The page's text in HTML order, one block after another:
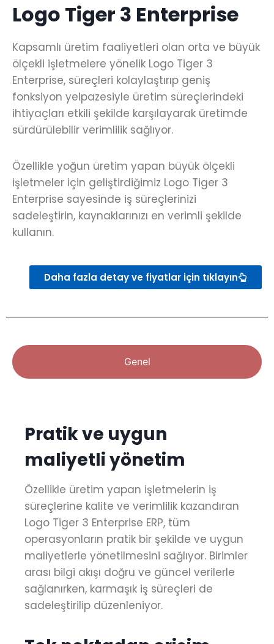
Logo Tiger 3 Enterprise
Kapsamlı üretim faaliyetleri olan orta ve büyük
ölçekli işletmelere yönelik Logo Tiger 3
Enterprise, süreçleri kolaylaştırıp geniş
fonksiyon yelpazesiyle üretim süreçlerindeki
ihtiyaçları etkili şekilde karşılayarak üretimde
sürdürülebilir verimlilik sağlıyor.
Özellikle yoğun üretim yapan büyük ölçekli
işletmeler için geliştirdiğimiz Logo Tiger 3
Enterprise sayesinde iş süreçlerinizi
sadeleştirin, kaynaklarınızı en verimli şekilde
kullanın.
Daha fazla detay ve fiyatlar için tıklayın
Genel
Pratik ve uygun
maliyetli yönetim
Özellikle üretim yapan işletmelerin iş
süreçlerine kalite ve verimlilik kazandıran
Logo Tiger 3 Enterprise ERP, tüm
operasyonların pratik bir şekilde ve uygun
maliyetlerle yönetilmesini sağlıyor. Birimler
arası bilgi akışı doğru ve güncel verilerle
sağlanırken, karmaşık iş süreçleri de
sadeleştirilip düzenleniyor.